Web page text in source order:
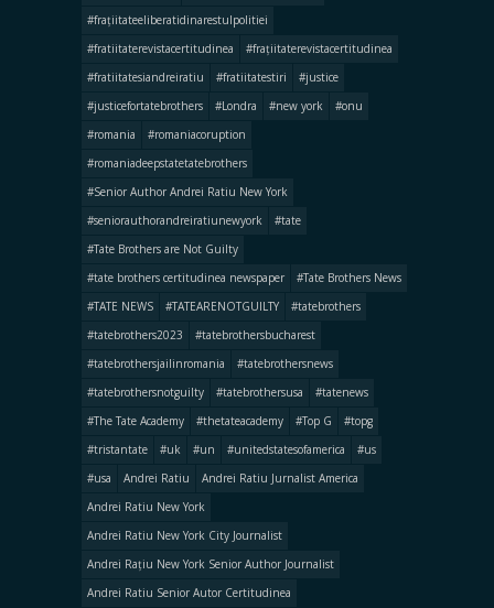
#frațiitateeliberatidinarestulpolitiei
#fratiitaterevistacertitudinea
#frațiitaterevistacertitudinea
#fratiitatesiandreiratiu
#fratiitatestiri
#justice
#justicefortatebrothers
#Londra #new york
#onu
#romania
#romaniacoruption
#romaniadeepstatetatebrothers
#Senior Author Andrei Ratiu New York
#seniorauthorandreiratiunewyork
#tate
#Tate Brothers are Not Guilty
#tate brothers certitudinea newspaper
#Tate Brothers News
#TATE NEWS
#TATEARENOTGUILTY
#tatebrothers
#tatebrothers2023
#tatebrothersbucharest
#tatebrothersjailinromania
#tatebrothersnews
#tatebrothersnotguilty
#tatebrothersusa
#tatenews
#The Tate Academy
#thetateacademy #Top G
#topg
#tristantate
#uk #un #unitedstatesofamerica
#us
#usa
Andrei Ratiu
Andrei Ratiu Jurnalist America
Andrei Ratiu New York
Andrei Ratiu New York City Journalist
Andrei Rațiu New York Senior Author Journalist
Andrei Ratiu Senior Autor Certitudinea